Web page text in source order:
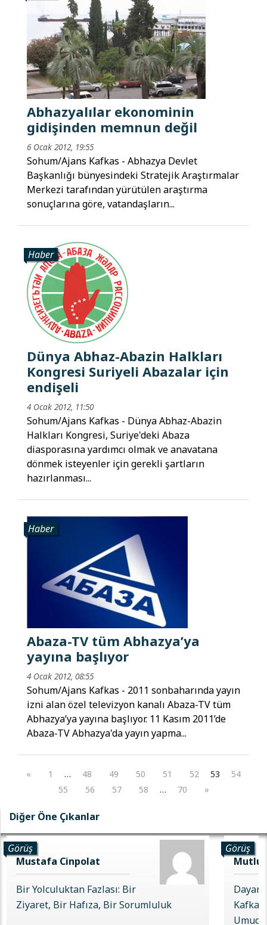
Abhazyalılar ekonominin
gidişinden memnun değil
6 Ocak 2012, 19:55
Sohum/Ajans Kafkas - Abhazya Devlet
Başkanlığı bünyesindeki Stratejik Araştırmalar
Merkezi tarafından yürütülen araştırma
sonuçlarına göre, vatandaşların...
Haber
Dünya Abhaz-Abazin Halkları
Kongresi Suriyeli Abazalar için
endişeli
4 Ocak 2012, 11:50
Sohum/Ajans Kafkas - Dünya Abhaz-Abazin
Halkları Kongresi, Suriye'deki Abaza
diasporasına yardımcı olmak ve anavatana
dönmek isteyenler için gerekli şartların
hazırlanması...
Haber
Abaza-TV tüm Abhazya’ya
yayına başlıyor
4 Ocak 2012, 08:55
Sohum/Ajans Kafkas - 2011 sonbaharında yayın
izni alan özel televizyon kanalı Abaza-TV tüm
Abhazya’ya yayına başlıyor. 11 Kasım 2011’de
Abaza-TV Abhazya'da yayın yapma...
« 1 … 48 49 50 51 52 53
54
55
56 57 58 … 70 »
Diğer Öne Çıkanlar
Görüş
Mustafa Cinpolat
Bir Yolculuktan Fazlası: Bir
Ziyaret, Bir Hafıza, Bir Sorumluluk
Görüş
Mutlu
Kafkas
Umudu